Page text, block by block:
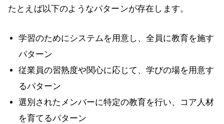
たとえば以下のようなパターンが存在します。
学習のためにシステムを用意し、全員に教育を施す
パターン
従業員の習熟度や関心に応じて、学びの場を用意す
るパターン
選別されたメンバーに特定の教育を行い、コア人材
を育てるパターン